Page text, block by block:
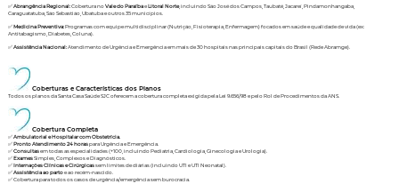
✅Abrangência Regional:Cobertura noVale do Paraíbae Litoral Norte, incluindo São José dos Campos, Taubaté, Jacareí, Pindamonhangaba,
Caraguatatuba, São Sebastião, Ubatuba e outros 35 municípios.
✅ Medicina Preventiva:Programas com equipe multidisciplinar (Nutrição, Fisioterapia, Enfermagem) focados em saúde e qualidade de vida (ex:
Antitabagismo, Diabetes, Coluna).
✅Assistência Nacional:Atendimento de Urgência e Emergência em mais de 30 hospitais nas principais capitais do Brasil (Rede Abramge).
Coberturas e Características dos Planos
Todos os planos da Santa Casa Saúde SJC oferecem a cobertura completa exigida pela Lei 9.656/98 e pelo Rol de Procedimentos da ANS.
Cobertura Completa
✅Ambulatorial e Hospitalar com Obstetrícia.
✅ Pronto Atendimento 24 horaspara Urgência e Emergência.
✅Consultasem todas as especialidades (+100, incluindo Pediatria, Cardiologia, Ginecologia e Urologia).
✅ ExamesSimples, Complexos e Diagnósticos.
✅ Internações Clínicas e Cirúrgicassem limites de diárias (incluindo UTI e UTI Neonatal).
✅Assistência ao partoe ao recém-nascido.
✅ Cobertura para todos os casos de urgência/emergência sem burocracia.